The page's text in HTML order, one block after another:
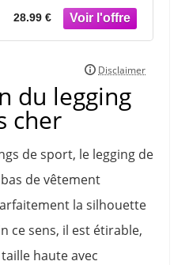
28.99 €
du legging
cher
de sport, le legging de
de vêtement
la silhouette
ce sens, il est étirable,
haute avec